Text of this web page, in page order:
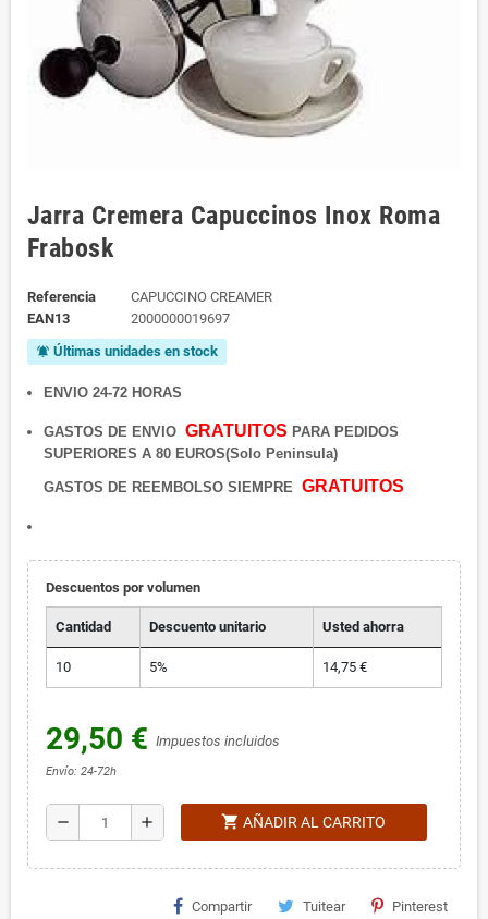
Jarra Cremera Capuccinos Inox Roma
Frabosk
Referencia
CAPUCCINO CREAMER
EAN13
2000000019697
notifications_active Últimas unidades en stock
ENVIO 24-72 HORAS
GASTOS DE ENVIO GRATUITOS PARA PEDIDOS
SUPERIORES A 80 EUROS(Solo Peninsula)
GASTOS DE REEMBOLSO SIEMPRE GRATUITOS
Descuentos por volumen
Cantidad Descuento unitario Usted ahorra
10 5% 14,75 €
29,50 € Impuestos incluidos
Envío: 24-72h
remove add shopping_cart AÑADIR AL CARRITO
Compartir Tuitear Pinterest